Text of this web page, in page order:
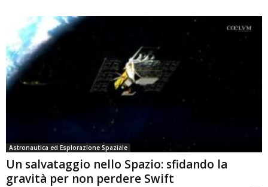
Astronautica ed Esplorazione Spaziale
Un salvataggio nello Spazio: sfidando la
gravità per non perdere Swift